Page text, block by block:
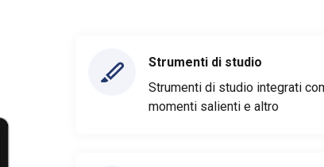
Strumenti di studio
Strumenti di studio integrati
momenti salienti e altro